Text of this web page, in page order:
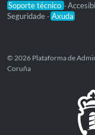
Soporte técnico -
Seguridade - Axuda
© 2026 Plataforma de
Coruña